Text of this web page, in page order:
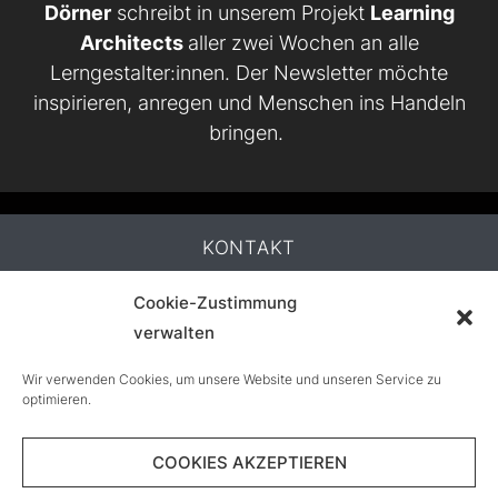
Cookie-Zustimmung
verwalten
Wir verwenden Cookies, um unsere Website und unseren Service zu
optimieren.
COOKIES AKZEPTIEREN
Dörnerschreibt in unserem Projekt Learning
Architects aller zwei Wochen an alle
Lerngestalter:innen. Der Newsletter möchte
inspirieren, anregen und Menschen ins Handeln
bringen.
KONTAKT
IMPRESSUM
DATENSCHUTZ